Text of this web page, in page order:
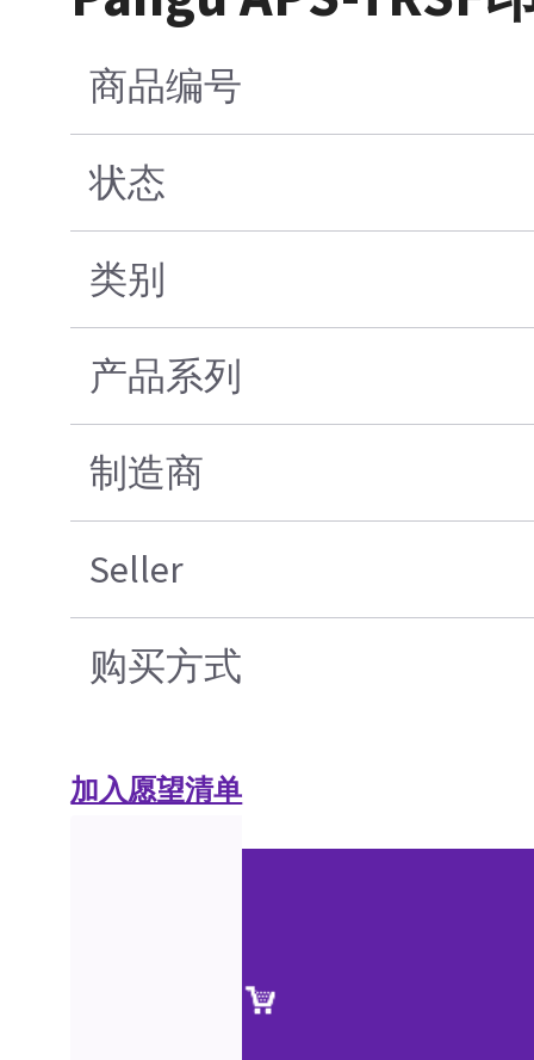
商品编号
状态
类别
产品系列
制造商
Seller
购买方式
加入愿望清单